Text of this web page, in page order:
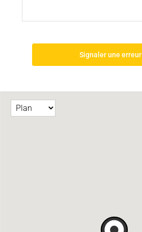
Signaler une erreur